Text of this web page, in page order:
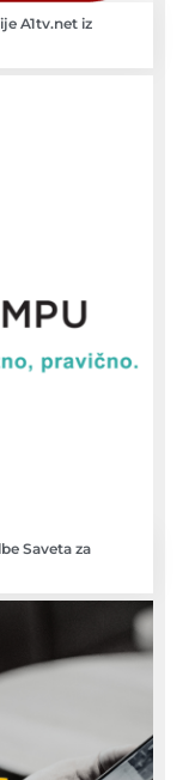
A1tv.net iz
Saveta za